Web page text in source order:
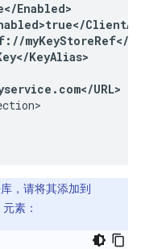
Enabled>
myKeyStoreRef</
KeyAlias>
URL>
，请将其添加到
元素：